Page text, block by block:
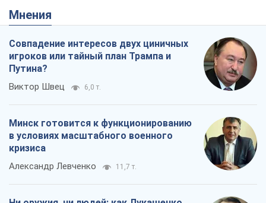
Мнения
Совпадение интересов двух циничных
игроков или тайный план Трампа и
Путина?
Виктор Швец 6,0 т.
Минск готовится к функционированию
в условиях масштабного военного
кризиса
Александр Левченко 11,7 т.